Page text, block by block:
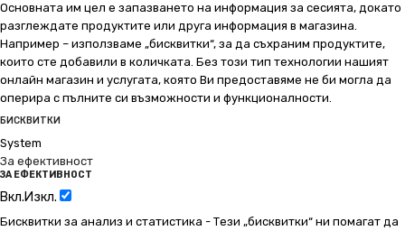
Основната им цел е запазването на информация за сесията, докато
разглеждате продуктите или друга информация в магазина.
Например – използваме „бисквитки“, за да съхраним продуктите,
които сте добавили в количката. Без този тип технологии нашият
онлайн магазин и услугата, която Ви предоставяме не би могла да
оперира с пълните си възможности и функционалности.
БИСКВИТКИ
System
За ефективност
ЗА ЕФЕКТИВНОСТ
Вкл.Изкл.
Бисквитки за анализ и статистика - Тези „бисквитки“ ни помагат да